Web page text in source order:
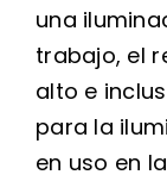
una
trabajo, el
alto e
para la
en uso en